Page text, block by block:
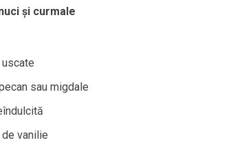
și curmale
sau migdale
vanilie